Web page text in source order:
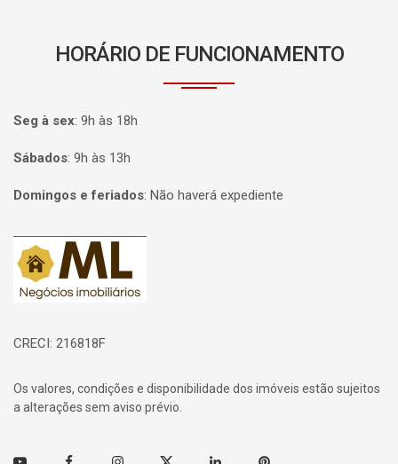
HORÁRIO DE FUNCIONAMENTO
Seg à sex: 9h às 18h
Sábados: 9h às 13h
Domingos e feriados: Não haverá expediente
Página inicial
CRECI: 216818F
Os valores, condições e disponibilidade dos imóveis estão sujeitos
a alterações sem aviso prévio.